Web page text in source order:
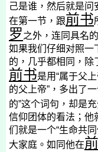
己是谁，然后就是问
在第一节，跟前书
罗之外，连同具名
如果我们仔细对照一
的，几乎都相同，除
前书是用“属于父
的父上帝”，多出了
的”这个词句，却是
信仰团体的看法；他
们就是一个“生命共
大家庭。如同他在